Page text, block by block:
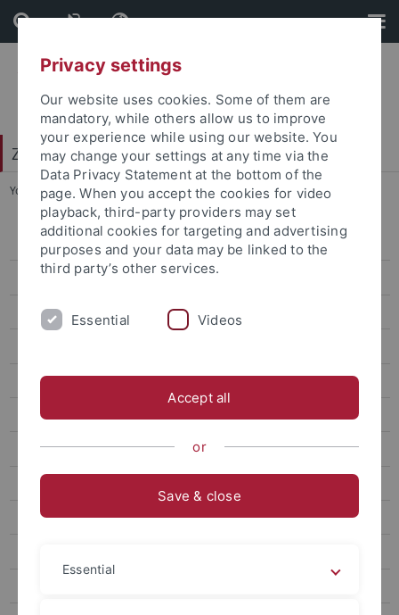
Skip
to
content
Skip
to
footer
Zentrum für Datenverarbeitung (ZDV)
You are here: Startseite ... Support
alma-Portal
Computing
Mail
Storage
bwSFS
Architektur
Zentrale Antragsseite
Privacy settings
Our website uses cookies. Some of them are
mandatory, while others allow us to improve
your experience while using our website. You
may change your settings at any time via the
Data Privacy Statement at the bottom of the
page. When you accept the cookies for video
playback, third-party providers may set
additional cookies for targeting and advertising
purposes and your data may be linked to the
third party’s other services.
Essential Videos
Accept all
or
Save & close
Essential